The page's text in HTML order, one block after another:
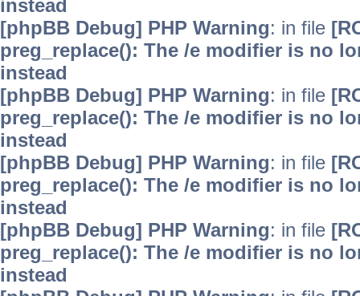
instead
[phpBB Debug] PHP Warning: in file
preg_replace(): The /e modifier is no
instead
[phpBB Debug] PHP Warning: in file
preg_replace(): The /e modifier is no
instead
[phpBB Debug] PHP Warning: in file
preg_replace(): The /e modifier is no
instead
[phpBB Debug] PHP Warning: in file
preg_replace(): The /e modifier is no
instead